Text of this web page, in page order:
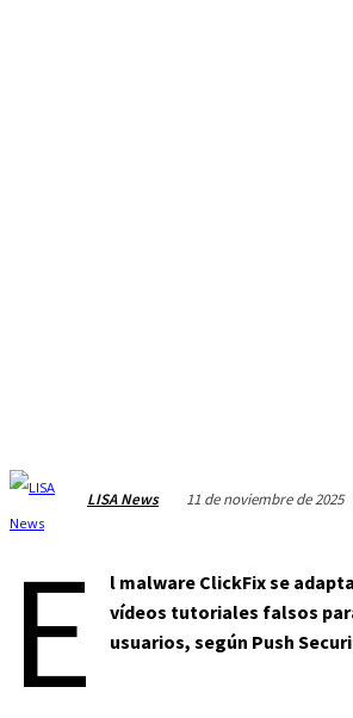
LISA News 11 de noviembre de 2025
E
l malware ClickFix se
vídeos tutoriales falsos
usuarios, según Push